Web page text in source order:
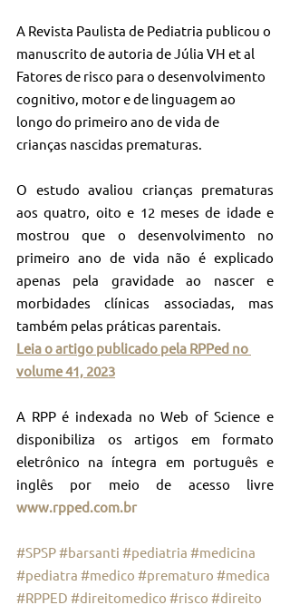
A Revista Paulista de Pediatria publicou o
manuscrito de autoria de Júlia VH et al
Fatores de risco para o desenvolvimento
cognitivo, motor e de linguagem ao
longo do primeiro ano de vida de
crianças nascidas prematuras.
O estudo avaliou crianças prematuras
aos quatro, oito e 12 meses de idade e
mostrou que o desenvolvimento no
primeiro ano de vida não é explicado
apenas pela gravidade ao nascer e
morbidades clínicas associadas, mas
também pelas práticas parentais.
Leia o artigo publicado pela RPPed no
volume 41, 2023
A RPP é indexada no Web of Science e
disponibiliza os artigos em formato
eletrônico na íntegra em português e
www.rpped.com.br
#SPSP#barsanti #pediatria #medicina
#pediatra #medico #prematuro #medica
#RPPED #direitomedico #risco #direito